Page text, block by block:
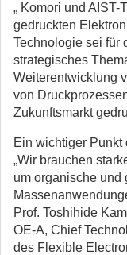
„ Komori und AIST-
gedruckten
Technologie sei für
strategisches
Weiterentwicklung
von
Zukunftsmarkt
Ein wichtiger Punkt
„Wir brauchen
um organische und
Prof. Toshihide
OE-A, Chief
des Flexible